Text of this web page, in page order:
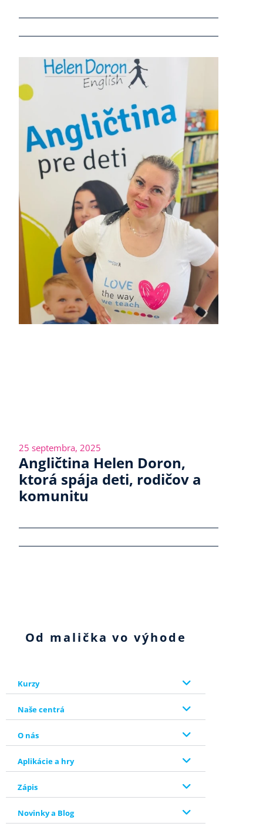
25 septembra, 2025
Angličtina Helen Doron,
ktorá spája deti, rodičov a
komunitu
Od malička vo výhode
Kurzy
Naše centrá
O nás
Aplikácie a hry
Zápis
Novinky a Blog